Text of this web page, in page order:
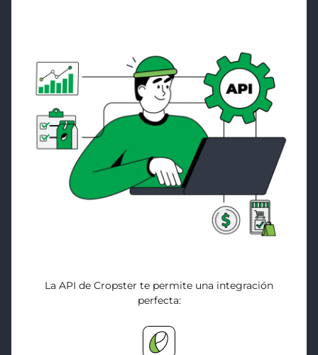
La API de Cropster te permite una integración
perfecta: